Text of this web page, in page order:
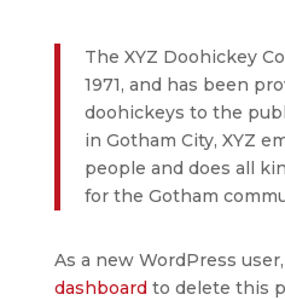
The XYZ Doohickey
1971, and has been
doohickeys to the
in Gotham City, XYZ
people and does all
for the Gotham
As a new WordPress
dashboardto delete this